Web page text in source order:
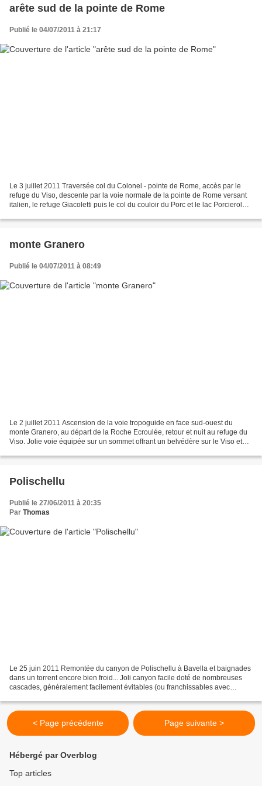
arête sud de la pointe de Rome
Publié le 04/07/2011 à 21:17
Le 3 juillet 2011 Traversée col du Colonel - pointe de Rome, accès par le
refuge du Viso, descente par la voie normale de la pointe de Rome versant
italien, le refuge Giacoletti puis le col du couloir du Porc et le lac Porcieroles
monte Granero
Publié le 04/07/2011 à 08:49
Le 2 juillet 2011 Ascension de la voie tropoguide en face sud-ouest du
monte Granero, au départ de la Roche Ecroulée, retour et nuit au refuge du
Viso. Jolie voie équipée sur un sommet offrant un belvédère sur le Viso et
Polischellu
Publié le 27/06/2011 à 20:35
Par Thomas
Le 25 juin 2011 Remontée du canyon de Polischellu à Bavella et baignades
dans un torrent encore bien froid... Joli canyon facile doté de nombreuses
cascades, généralement facilement évitables (ou franchissables avec
< Page précédente Page suivante >
Hébergé par Overblog
Top articles